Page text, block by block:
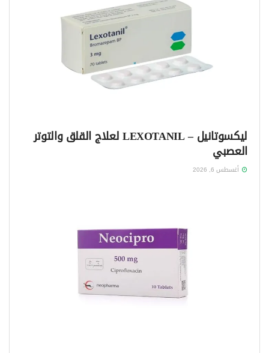
ليكسوتانيل – LEXOTANIL لعلاج القلق والتوتر
العصبي
أغسطس 6, 2026